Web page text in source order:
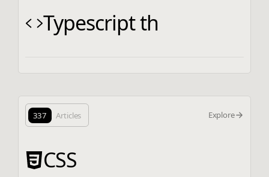
Typescript th
337 Articles Explore
CSS